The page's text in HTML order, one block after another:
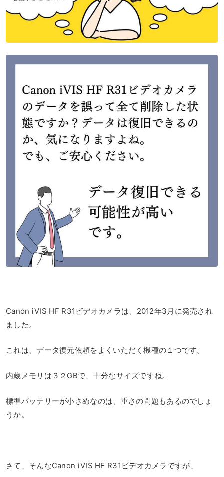
Canon iVIS HF R31ビデオカメラは、2012年3月に発売され
ました。
これは、データ復元依頼をよくいただく機種の１つです。
内蔵メモリは３２GBで、十分なサイズですね。
標準バッテリーが小さめなのは、重さの問題もあるのでしょ
うか。
さて、そんなCanon iVIS HF R31ビデオカメラですが、